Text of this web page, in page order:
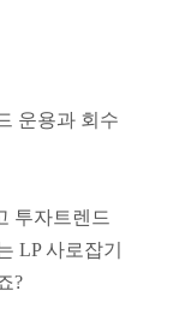
운용과 회수
투자트렌드
LP사로잡기
?